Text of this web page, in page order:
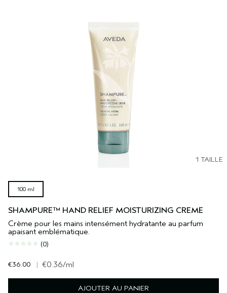
1 TAILLE
100 ml
SHAMPURE™ HAND RELIEF MOISTURIZING CREME
Crème pour les mains intensément hydratante au parfum
apaisant emblématique.
(0)
€36.00 | €0.36/ml
AJOUTER AU PANIER